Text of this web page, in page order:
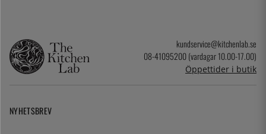
kundservice@kitchenlab.se
08-41095200 (vardagar 10.00-17.00)
Öppettider i butik
NYHETSBREV